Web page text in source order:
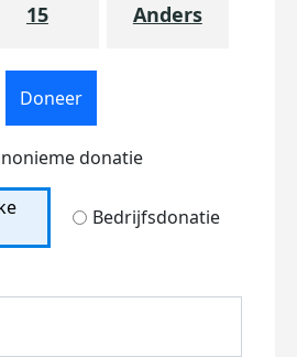
15 Anders
Doneer
donatie
Bedrijfsdonatie